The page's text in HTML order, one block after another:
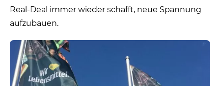
Real-Deal immer wieder schafft, neue Spannung
aufzubauen.